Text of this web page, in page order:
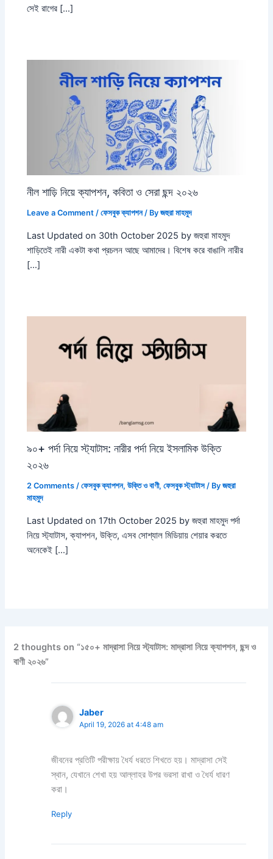
সেই রাগের […]
নীল শাড়ি নিয়ে ক্যাপশন, কবিতা ও সেরা ছন্দ ২০২৬
Leave a Comment /ফেসবুক ক্যাপশন/ Byজহুরা মাহমুদ
Last Updated on 30th October 2025 by জহুরা মাহমুদ
শাড়িতেই নারী একটা কথা প্রচলন আছে আমাদের। বিশেষ করে বাঙালি নারীর
[…]
৯০+ পর্দা নিয়ে স্ট্যাটাস: নারীর পর্দা নিয়ে ইসলামিক উক্তি
২০২৬
2 Comments /ফেসবুক ক্যাপশন,উক্তি ও বাণী,ফেসবুক স্ট্যাটাস/ Byজহুরা
মাহমুদ
Last Updated on 17th October 2025 by জহুরা মাহমুদ পর্দা
নিয়ে স্ট্যাটাস, ক্যাপশন, উক্তি, এসব সোশ্যাল মিডিয়ায় শেয়ার করতে
অনেকেই […]
2 thoughts on “১৫০+ মাদ্রাসা নিয়ে স্ট্যাটাস: মাদ্রাসা নিয়ে ক্যাপশন, ছন্দ ও
বাণী ২০২৬”
Jaber
April 19, 2026 at 4:48 am
জীবনের প্রতিটি পরীক্ষায় ধৈর্য ধরতে শিখতে হয়। মাদ্রাসা সেই
স্থান, যেখানে শেখা হয় আল্লাহর উপর ভরসা রাখা ও ধৈর্য ধারণ
করা।
Reply